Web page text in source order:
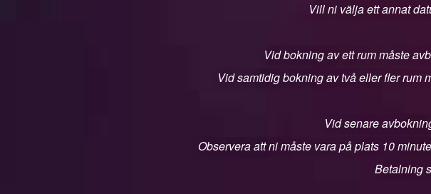
Vill ni välja ett annat
Vid bokning av ett rum måste
Vid samtidig bokning av två eller fler rum
Vid senare
Observera att ni måste vara på plats 10
Betalning